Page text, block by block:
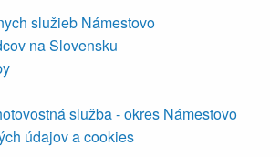
služieb Námestovo
na Slovensku
služba - okres Námestovo
údajov a cookies